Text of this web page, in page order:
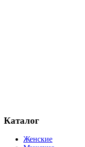
Каталог
Женские